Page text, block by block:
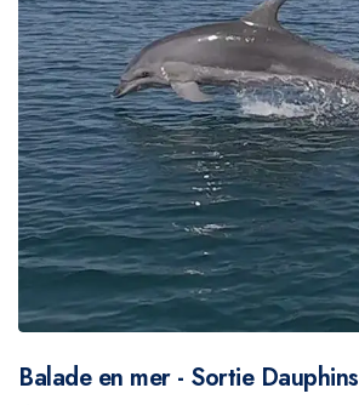
Balade en mer - Sortie Dauphins